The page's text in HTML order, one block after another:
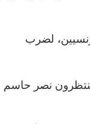
لضرب
نصر حاسم